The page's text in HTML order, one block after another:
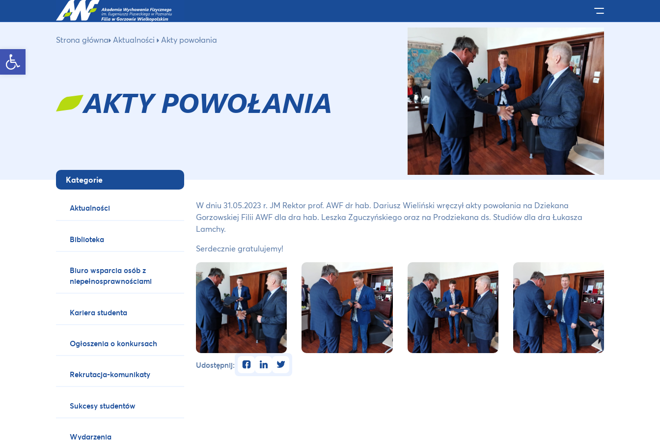
Otwórz pasek narzędzi
Pokaż/ukryj
Strona główna Aktualności Akty powołania
AKTY POWOŁANIA
Kategorie
Aktualności
Biblioteka
Biuro wsparcia osób z
niepełnosprawnościami
Kariera studenta
Ogłoszenia o konkursach
Rekrutacja-komunikaty
Sukcesy studentów
Wydarzenia
W dniu 31.05.2023 r. JM Rektor prof. AWF dr hab. Dariusz Wieliński wręczył akty powołania na Dziekana
Gorzowskiej Filii AWF dla dra hab. Leszka Zguczyńskiego oraz na Prodziekana ds. Studiów dla dra Łukasza
Lamchy.
Serdecznie gratulujemy!
Udostępnij: facebooklinkedintwitter